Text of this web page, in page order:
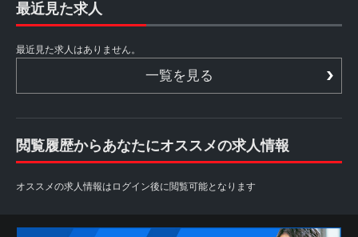
最近見た求人
最近見た求人はありません。
一覧を見る
閲覧履歴からあなたにオススメの求人情報
オススメの求人情報はログイン後に閲覧可能となります